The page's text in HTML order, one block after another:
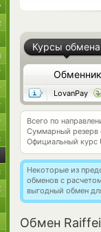
Курсы обмена
Обменник
LovanPay
Всего по
Суммарный резерв
Официальный курс
Некоторые из
обменов с
выгодный обмен
Обмен